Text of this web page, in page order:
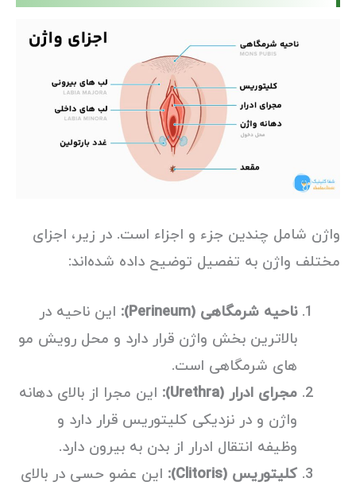
واژن شامل چندین جزء و اجزاء است. در زیر، اجزای
مختلف واژن به تفصیل توضیح داده شده‌اند:
ناحیه شرمگاهی (Perineum):
این ناحیه در
بالاترین بخش واژن قرار دارد و محل رویش مو
های شرمگاهی است.
مجرای ادرار (Urethra):
این مجرا از بالای دهانه
واژن و در نزدیکی کلیتوریس قرار دارد و
وظیفه انتقال ادرار از بدن به بیرون دارد.
کلیتوریس (Clitoris):
این عضو حسی در بالای